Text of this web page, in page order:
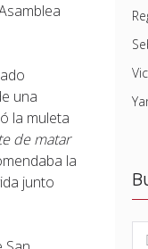
una
la muleta
de matar
la
junto